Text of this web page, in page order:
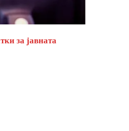
за јавната